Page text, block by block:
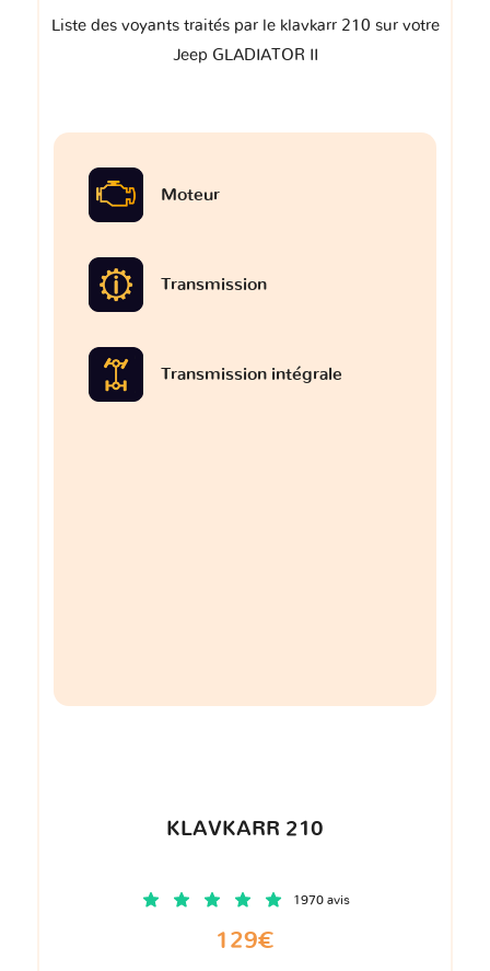
Liste des voyants traités par le klavkarr 210 sur votre
Jeep GLADIATOR II
Moteur
Transmission
Transmission intégrale
KLAVKARR 210
1970 avis
129€